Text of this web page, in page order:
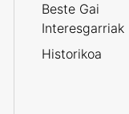
Beste Gai
Interesgarriak
Historikoa